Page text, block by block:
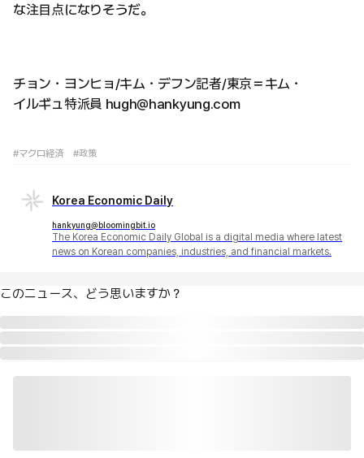
な注目点になりそうだ。
チョン・ヨンヒョ/キム・デフン記者/東京＝キム・
イルギュ特派員 hugh@hankyung.com
#マクロ経済 #政策
Korea Economic Daily
hankyung@bloomingbit.io
The Korea Economic Daily Global is a digital media where latest
news on Korean companies, industries, and financial markets.
このニュース、どう思いますか？